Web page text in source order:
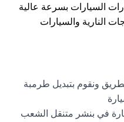
السيارات بسرعة عالية
النارية والسيارات
ونقوم بتبديل طرمبة
في بنشر متنقل الشعب